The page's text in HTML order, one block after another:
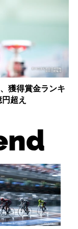
獲得賞金ランキ
超え